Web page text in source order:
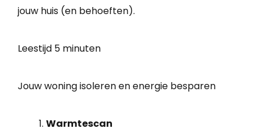
jouw huis (en behoeften).
Leestijd 5 minuten
Jouw woning isoleren en energie besparen
Warmtescan